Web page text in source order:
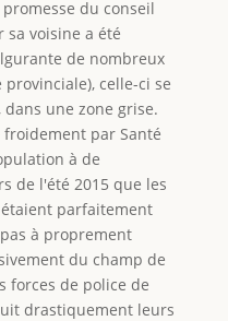
du conseil
voisine a été
de nombreux
celle-ci se
une zone grise.
par Santé
à de
de l'été 2015 que les
étaient parfaitement
à proprement
du champ de
forces de police de
drastiquement leurs